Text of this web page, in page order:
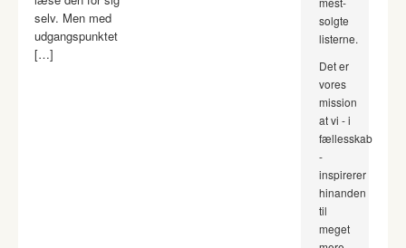
selv. Men med
udgangspunktet
[…]
solgte
listerne.
Det er
vores
mission
at vi - i
fællesskab
-
inspirerer
hinanden
til
meget